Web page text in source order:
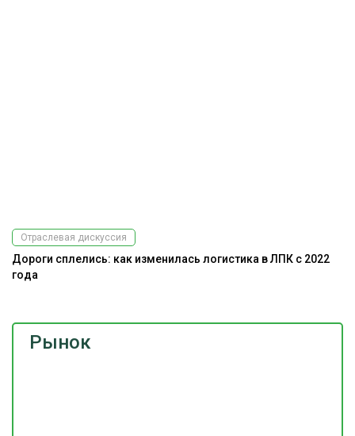
Рынок
Отраслевая дискуссия
Дороги сплелись: как изменилась логистика в ЛПК с 2022
года